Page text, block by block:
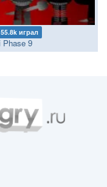
55.8k играл
Phase 9